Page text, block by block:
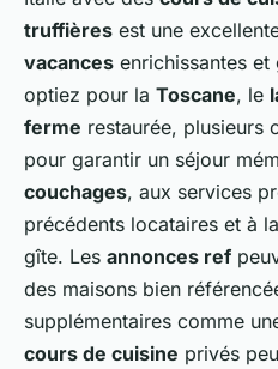
truffières est une
vacances enrichissantes
optiez pour la Toscane, le
ferme restaurée, plusieurs
pour garantir un séjour
couchages, aux services
précédents locataires et à
gîte. Les annonces ref
des maisons bien
supplémentaires comme
cours de cuisine privés